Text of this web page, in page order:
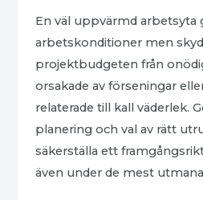
En väl uppvärmd arbetsyta
arbetskonditioner men
projektbudgeten från
orsakade av förseningar
relaterade till kall väderlek.
planering och val av rätt
säkerställa ett
även under de mest